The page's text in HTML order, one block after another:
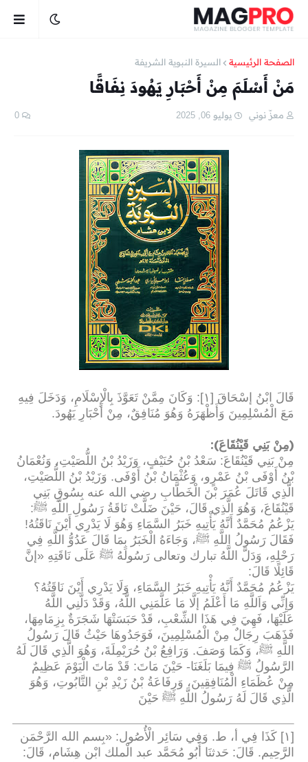
الصفحة الرئيسية السيرة النبوية الشريفة
مَنْ أَسْلَمَ مِنْ أَحْبَارِ يَهُودَ نِفَاقًا
معزّ نوني يوليو 06, 2025 0
قَالَ ابْنُ إسْحَاقَ [١]: وَكَانَ مِمَّنْ تَعَوَّذَ بِالْإِسْلَامِ، وَدَخَلَ فِيهِ
مَعَ الْمُسْلِمِينَ وَأَظْهَرَهُ وَهُوَ مُنَافِقٌ، مِنْ أَحْبَارِ يَهُودَ.
(مِنْ بَنِي قَيْنُقَاعَ):
مِنْ بَنِي قَيْنُقَاعَ: سَعْدُ بْنُ حُنَيْفٍ، وَزَيْدُ بْنُ اللُّصَيْتِ، وَنُعْمَانُ
بْنُ أَوْفَى بْنُ عَمْرٍو، وَعُثْمَانُ بْنُ أَوْفَى. وَزَيْدُ بْنُ اللُّصَيْتِ،
الَّذِي قَاتَلَ عُمَرَ بْنَ الْخَطَّابِ رضي الله عنه بِسُوقِ بَنِي
قَيْنُقَاعَ، وَهُوَ الَّذِي قَالَ، حَيْنَ ضَلَّتْ نَاقَةُ رَسُولِ اللَّهِ ﷺ:
يَزْعُمُ مُحَمَّدٌ أَنَّهُ يَأْتِيهِ خَبَرُ السَّمَاءِ وَهُوَ لَا يَدْرِي أَيْنَ نَاقَتُهُ!
فَقَالَ رَسُولُ اللَّهِ ﷺ، وَجَاءَهُ الْخَبَرُ بِمَا قَالَ عَدُوُّ اللَّهِ فِي
رَحْلِهِ، وَدَلَّ اللَّهُ تبارك وتعالى رَسُولَهُ ﷺ عَلَى نَاقَتِهِ «إنَّ
قَائِلًا قَالَ:
يَزْعُمُ مُحَمَّدٌ أَنَّهُ يَأْتِيهِ خَبَرُ السَّمَاءِ، وَلَا يَدْرِي أَيْنَ نَاقَتُهُ؟
وَإِنِّي وَاَللَّهِ مَا أَعْلَمُ إلَّا مَا عَلَّمَنِي اللَّهُ، وَقَدْ دَلَّنِي اللَّهُ
عَلَيْهَا، فَهِيَ فِي هَذَا الشِّعْبِ، قَدْ حَبَسَتْهَا شَجَرَةٌ بِزِمَامِهَا،
فَذَهَبَ رِجَالٌ مِنْ الْمُسْلِمِينَ، فَوَجَدُوهَا حَيْثُ قَالَ رَسُولُ
اللَّهِ ﷺ، وَكَمَا وَصَفَ. وَرَافِعُ بْنُ حُرَيْمِلَةَ، وَهُوَ الَّذِي قَالَ لَهُ
الرَّسُولُ ﷺ فِيمَا بَلَغَنَا- حَيْنَ مَاتَ: قَدْ مَاتَ الْيَوْمَ عَظِيمٌ
مِنْ عُظَمَاءِ الْمُنَافِقِينَ، وَرِفَاعَةُ بْنُ زَيْدِ بْنِ التَّابُوتِ، وَهُوَ
الَّذِي قَالَ لَهُ رَسُولُ اللَّهِ ﷺ حَيْنَ
[١] كَذَا فِي أ، ط. وَفِي سَائِر الْأُصُول: «بِسم الله الرَّحْمَن
الرَّحِيم. قَالَ: حَدثنَا أَبُو مُحَمَّد عبد الْملك ابْن هِشَام، قَالَ: